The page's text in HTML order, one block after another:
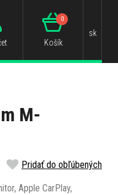
Košík
0
sk
M-
Pridať do obľúbených
Apple CarPlay,